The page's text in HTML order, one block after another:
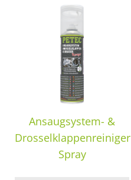
Ansaugsystem- &
Drosselklappenreiniger
Spray